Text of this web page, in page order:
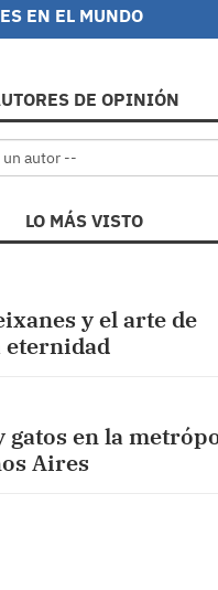
EN EL MUNDO
DE OPINIÓN
LO MÁS VISTO
y el arte de
eternidad
gatos en la
Aires